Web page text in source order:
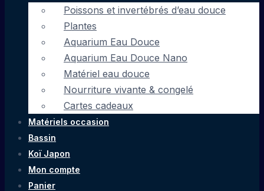
Poissons et invertébrés d’eau douce
Plantes
Aquarium Eau Douce
Aquarium Eau Douce Nano
Matériel eau douce
Nourriture vivante & congelé
Cartes cadeaux
Matériels occasion
Bassin
Koï Japon
Mon compte
Panier